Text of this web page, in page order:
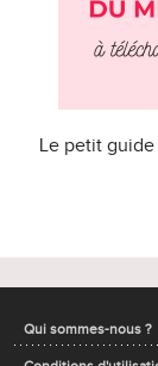
Le petit
Qui sommes-nous ?